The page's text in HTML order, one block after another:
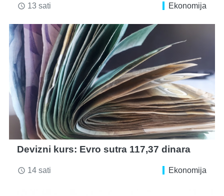
access_time 13 sati Ekonomija
Devizni kurs: Evro sutra 117,37 dinara
access_time 14 sati Ekonomija